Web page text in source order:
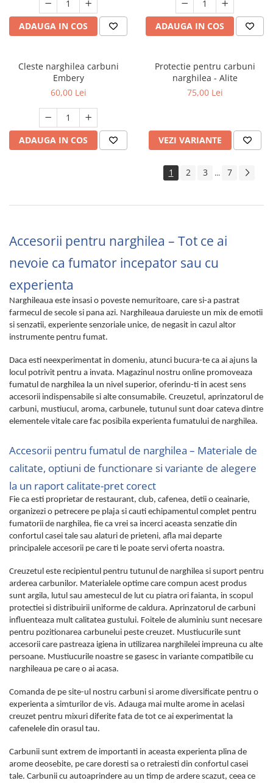
ADAUGA IN COS ADAUGA IN COS
Cleste narghilea carbuni
Embery
60,00 Lei
ADAUGA IN COS
Protectie pentru carbuni
narghilea - Alite
75,00 Lei
VEZI VARIANTE
1 2 3 ... 7
Accesorii pentru narghilea – Tot ce ai
nevoie ca fumator incepator sau cu
experienta
Narghileaua este insasi o poveste nemuritoare, care si-a pastrat
farmecul de secole si pana azi. Narghileaua daruieste un mix de emotii
si senzatii, experiente senzoriale unice, de negasit in cazul altor
instrumente pentru fumat.
Daca esti neexperimentat in domeniu, atunci bucura-te ca ai ajuns la
locul potrivit pentru a invata. Magazinul nostru online promoveaza
fumatul de narghilea la un nivel superior, oferindu-ti in acest sens
accesorii indispensabile si alte consumabile. Creuzetul, aprinzatorul de
carbuni, mustiucul, aroma, carbunele, tutunul sunt doar cateva dintre
elementele vitale care fac posibila experienta fumatului de narghilea.
Accesorii pentru fumatul de narghilea – Materiale de
calitate, optiuni de functionare si variante de alegere
la un raport calitate-pret corect
Fie ca esti proprietar de restaurant, club, cafenea, detii o ceainarie,
organizezi o petrecere pe plaja si cauti echipamentul complet pentru
fumatorii de narghilea, fie ca vrei sa incerci aceasta senzatie din
confortul casei tale sau alaturi de prieteni, afla mai departe
principalele accesorii pe care ti le poate servi oferta noastra.
Creuzetul este recipientul pentru tutunul de narghilea si suport pentru
arderea carbunilor. Materialele optime care compun acest produs
sunt argila, lutul sau amestecul de lut cu piatra ori faianta, in scopul
protectiei si distribuirii uniforme de caldura. Aprinzatorul de carbuni
influenteaza mult calitatea gustului. Foitele de aluminiu sunt necesare
pentru pozitionarea carbunelui peste creuzet. Mustiucurile sunt
accesorii care pastreaza igiena in utilizarea narghilelei impreuna cu alte
persoane. Mustiucurile noastre se gasesc in variante compatibile cu
narghileaua pe care o ai acasa.
Comanda de pe site-ul nostru carbuni si arome diversificate pentru o
experienta a simturilor de vis. Adauga mai multe arome in acelasi
creuzet pentru mixuri diferite fata de tot ce ai experimentat la
cafenelele din orasul tau.
Carbunii sunt extrem de importanti in aceasta experienta plina de
arome deosebite, pe care doresti sa o retraiesti din confortul casei
tale. Carbunii cu autoaprindere au un timp de ardere scazut, ceea ce